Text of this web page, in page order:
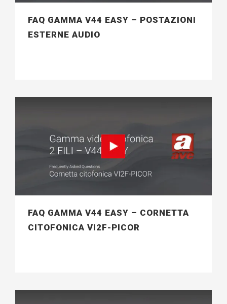
FAQ GAMMA V44 EASY – POSTAZIONI
ESTERNE AUDIO
FAQ GAMMA V44 EASY – CORNETTA
CITOFONICA VI2F-PICOR